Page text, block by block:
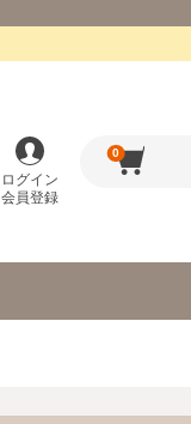
ログイン
会員登録
0